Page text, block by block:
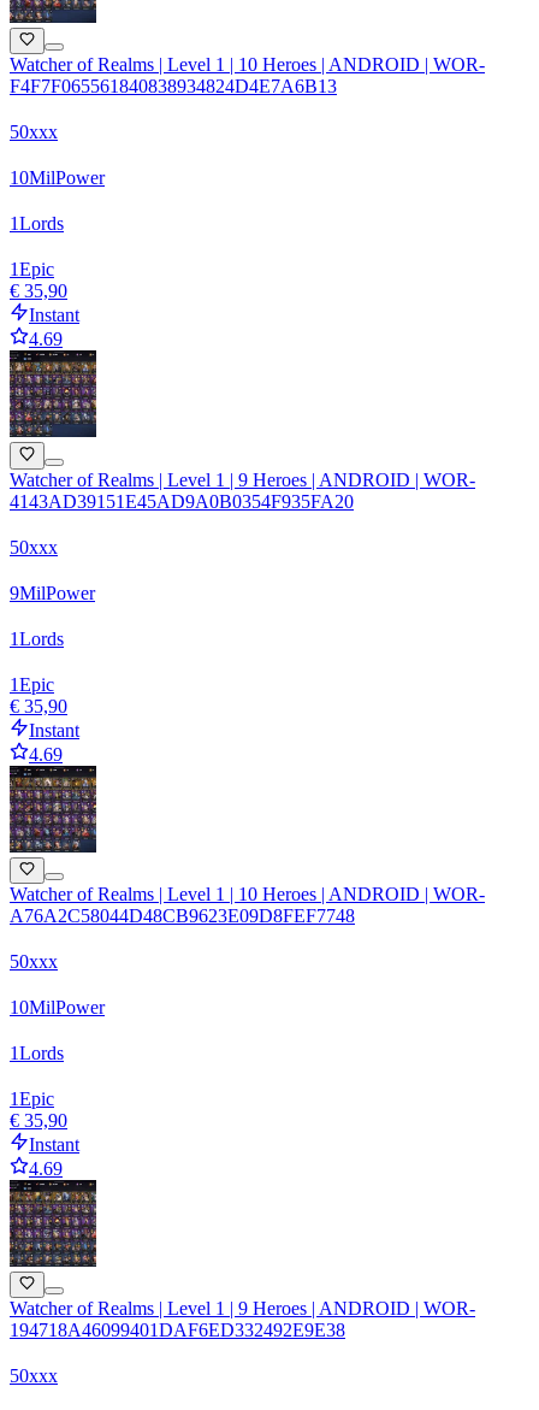
Watcher of Realms | Level 1 | 10 Heroes | ANDROID | WOR-
F4F7F065561840838934824D4E7A6B13
50xxx
10MilPower
1Lords
1Epic
€ 35,90
Instant
4.69
Watcher of Realms | Level 1 | 9 Heroes | ANDROID | WOR-
4143AD39151E45AD9A0B0354F935FA20
50xxx
9MilPower
1Lords
1Epic
€ 35,90
Instant
4.69
Watcher of Realms | Level 1 | 10 Heroes | ANDROID | WOR-
A76A2C58044D48CB9623E09D8FEF7748
50xxx
10MilPower
1Lords
1Epic
€ 35,90
Instant
4.69
Watcher of Realms | Level 1 | 9 Heroes | ANDROID | WOR-
194718A46099401DAF6ED332492E9E38
50xxx